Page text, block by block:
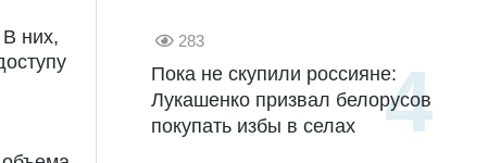
В них,
283
Пока не скупили россияне:
Лукашенко призвал белорусов
покупать избы в селах